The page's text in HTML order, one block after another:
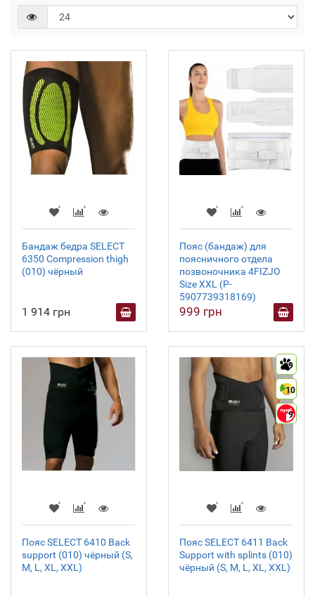
Бандаж бедра SELECT
6350 Compression thigh
(010) чёрный
1 914 грн
Пояс (бандаж) для
поясничного отдела
позвоночника 4FIZJO
Size XXL (P-
5907739318169)
999 грн
Пояс SELECT 6410 Back
support (010) чёрный (S,
M, L, XL, XXL)
9
10
9
Пояс SELECT 6411 Back
Support with splints (010)
чёрный (S, M, L, XL, XXL)